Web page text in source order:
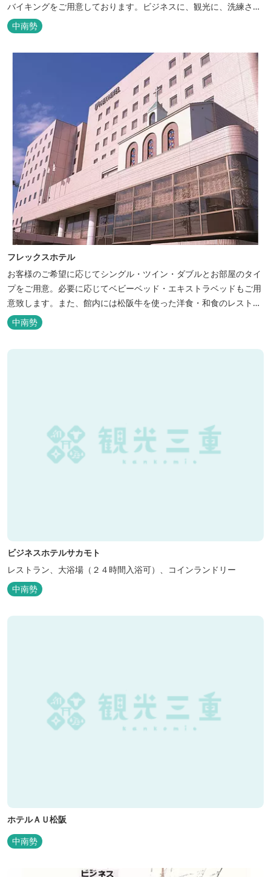
バイキングをご用意しております。ビジネスに、観光に、洗練され
た空間の中で上質なひとときをお過ごしください。
中南勢
フレックスホテル
お客様のご希望に応じてシングル・ツイン・ダブルとお部屋のタイ
プをご用意。必要に応じてベビーベッド・エキストラベッドもご用
意致します。また、館内には松阪牛を使った洋食・和食のレストラ
ンと喫茶があります。伊勢神宮参拝や、伊勢志摩、東紀州への観光
の拠点にご利用ください。
中南勢
ビジネスホテルサカモト
レストラン、大浴場（２４時間入浴可）、コインランドリー
中南勢
ホテルＡＵ松阪
中南勢